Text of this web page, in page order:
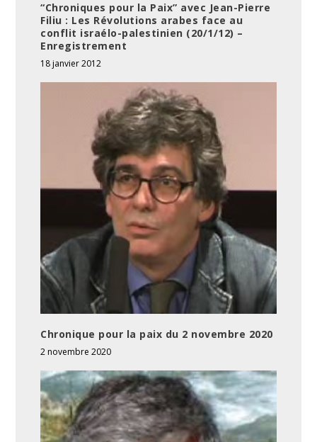
“Chroniques pour la Paix” avec Jean-Pierre
Filiu : Les Révolutions arabes face au
conflit israélo-palestinien (20/1/12) –
Enregistrement
18 janvier 2012
Chronique pour la paix du 2 novembre 2020
2 novembre 2020